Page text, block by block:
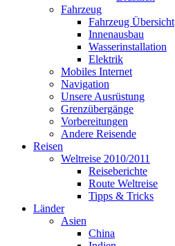
Fahrzeug
Fahrzeug Übersicht
Innenausbau
Wasserinstallation
Elektrik
Mobiles Internet
Navigation
Unsere Ausrüstung
Grenzübergänge
Vorbereitungen
Andere Reisende
Reisen
Weltreise 2010/2011
Reiseberichte
Route Weltreise
Tipps & Tricks
Länder
Asien
China